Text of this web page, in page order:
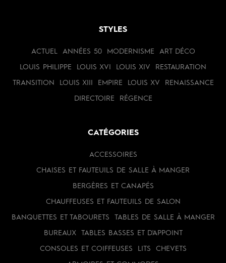
STYLES
ACTUEL ANNÉES 50 MODERNISME ART DÉCO
LOUIS PHILIPPE LOUIS XVI LOUIS XIV RESTAURATION
TRANSITION LOUIS XIII EMPIRE LOUIS XV RENAISSANCE
DIRECTOIRE RÉGENCE
CATÉGORIES
ACCESSOIRES
CHAISES ET FAUTEUILS DE SALLE À MANGER
BERGÈRES ET CANAPÉS
CHAUFFEUSES ET FAUTEUILS DE SALON
BANQUETTES ET TABOURETS TABLES DE SALLE À MANGER
BUREAUX TABLES BASSES ET D'APPOINT
CONSOLES ET COIFFEUSES LITS CHEVETS